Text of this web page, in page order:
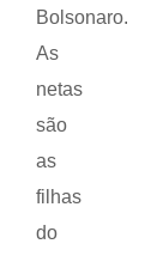
Bolsonaro.
As
netas
são
as
filhas
do